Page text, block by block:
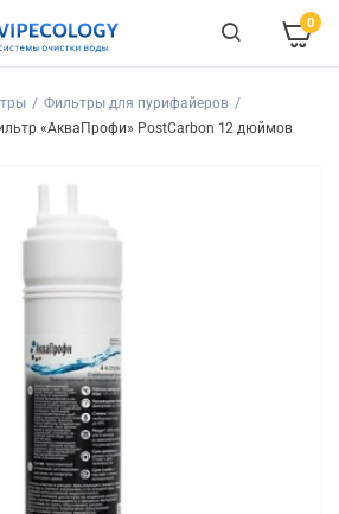
0
Фильтры для пурифайеров
«АкваПрофи» PostCarbon 12 дюймов